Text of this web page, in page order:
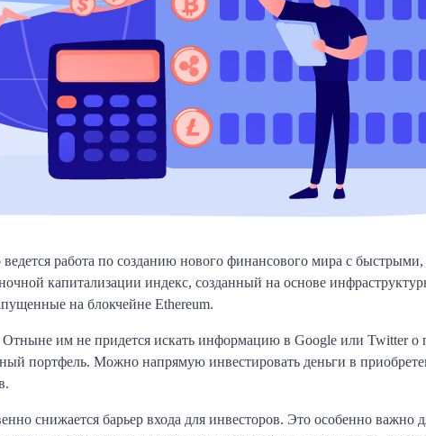
работа по созданию нового финансового мира с
капитализации индекс, созданный на основе
на блокчейне Ethereum.
им не придется искать информацию в Google или Twitter о
портфель. Можно напрямую инвестировать деньги в
снижается барьер входа для инвесторов. Это особенно важно